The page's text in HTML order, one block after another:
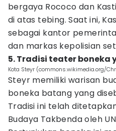
bergaya Rococo dan
di atas tebing. Saat ini,
sebagai kantor
dan markas kepolisian
5. Tradisi teater boneka
Kota Steyr (commons.wikimedia.org/
Steyr memiliki warisan
boneka batang yang
Tradisi ini telah
Budaya Takbenda oleh